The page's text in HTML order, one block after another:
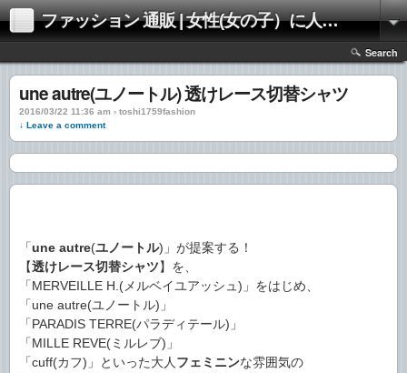
ファッション 通販 | 女性(女の子）に人気のファッションの通販 | 情報
Search
une autre(ユノートル) 透けレース切替シャツ
2016/03/22 11:36 am › toshi1759fashion
↓ Leave a comment
「une autre(ユノートル)」が提案する！
【透けレース切替シャツ】を、
「MERVEILLE H.(メルベイユアッシュ)」をはじめ、
「une autre(ユノートル)」
「PARADIS TERRE(パラディテール)」
「MILLE REVE(ミルレブ)」
「cuff(カフ)」といった大人 フェミニンな雰囲気の